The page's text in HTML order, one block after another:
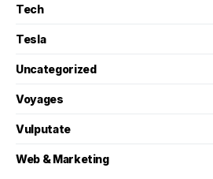
Tech
Tesla
Uncategorized
Voyages
Vulputate
Web & Marketing